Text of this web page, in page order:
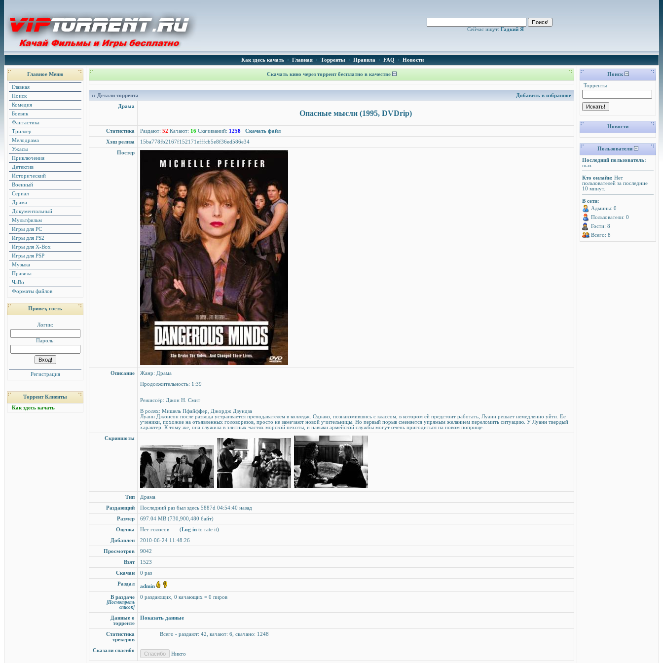
Сейчас ищут: Гадкий Я
Как здесь качать• Главная• Торренты• Правила • FAQ • Новости
Главное Меню
Главная
Поиск
Комедия
Боевик
Фантастика
Триллер
Мелодрама
Ужасы
Приключения
Детектив
Исторический
Военный
Сериал
Драма
Документальный
Мультфильм
Игры для PC
Игры для PS2
Игры для X-Box
Игры для PSP
Музыка
Правила
ЧаВо
Форматы файлов
Привет, гость
Логин:
Пароль:
Регистрация
Торрент Клиенты
Как здесь качать
Скачать кино через торрент бесплатно в качестве
:: Детали торрента
Добавить в избранное
Драма
Опасные мысли (1995, DVDrip)
Статистика Раздают: 52 Качают: 16 Скачиваний: 1258
Скачать файл
Хэш релиза
15ba778fb2167f152171efffcb5e8f36ed586e34
Постер
Описание
Жанр: Драма
Продолжительность: 1:39
Режиссёр: Джон Н. Смит
В ролях: Мишель Пфайффер, Джордж Дзундза
Луанн Джонсон после развода устраивается преподавателем в колледж. Однако, познакомившись с классом, в котором ей предстоит работать, Луанн решает немедленно уйти. Ее
ученики, похожие на отъявленных головорезов, просто не замечают новой учительницы. Но первый порыв сменяется упрямым желанием переломить ситуацию. У Луанн твердый
характер. К тому же, она служила в элитных частях морской пехоты, и навыки армейской службы могут очень пригодиться на новом поприще.
Скриншоты
Тип
Драма
Раздающий
Последний раз был здесь 5887d 04:54:40 назад
Размер
697.04 MB (730,900,480 байт)
Оценка
Нет голосов (Log in to rate it)
Добавлен
2010-06-24 11:48:26
Просмотров
9042
Взят
1523
Скачан
0 раз
Раздал
admin
В раздаче
[Посмотреть
список]
0 раздающих, 0 качающих = 0 пиров
Данные о
торренте
Показать данные
Статистика
трекеров
Всего - раздают: 42, качают: 6, скачано: 1248
Сказали спасибо
Никто
Поиск
Торренты
Новости
Пользователи
Последний пользователь:
max
Кто онлайн: Нет
пользователей за последние
10 минут.
В сети:
Админы: 0
Пользователи: 0
Гости: 8
Всего: 8